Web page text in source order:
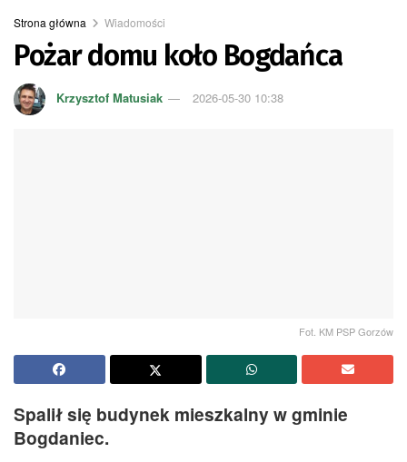
Strona główna Wiadomości
Pożar domu koło Bogdańca
Krzysztof Matusiak 2026-05-30 10:38
Fot. KM PSP Gorzów
Spalił się budynek mieszkalny w gminie
Bogdaniec.